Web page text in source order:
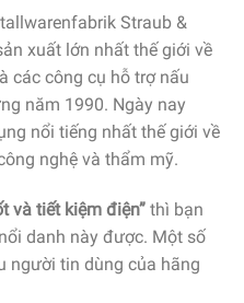
Straub &
xuất lớn nhất thế giới về
các công cụ hỗ trợ nấu
năm 1990. Ngày nay
nổi tiếng nhất thế giới về
nghệ và thẩm mỹ.
và tiết kiệm điện” thì bạn
danh này được. Một số
người tin dùng của hãng